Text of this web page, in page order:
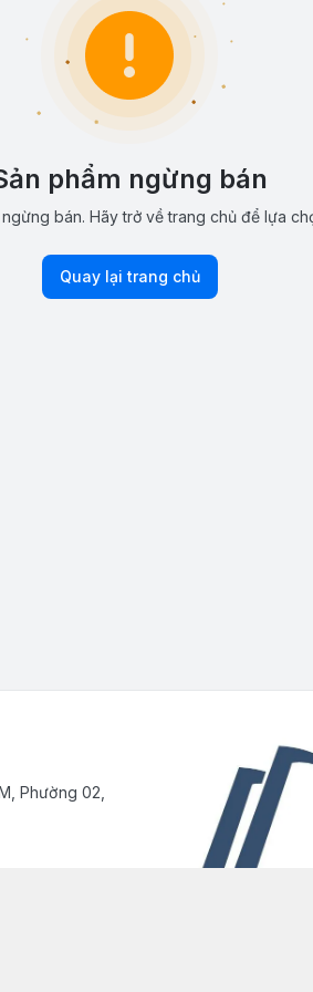
phẩm ngừng bán
bán. Hãy trở về trang chủ để lựa
Quay lại trang chủ
Phường 02,